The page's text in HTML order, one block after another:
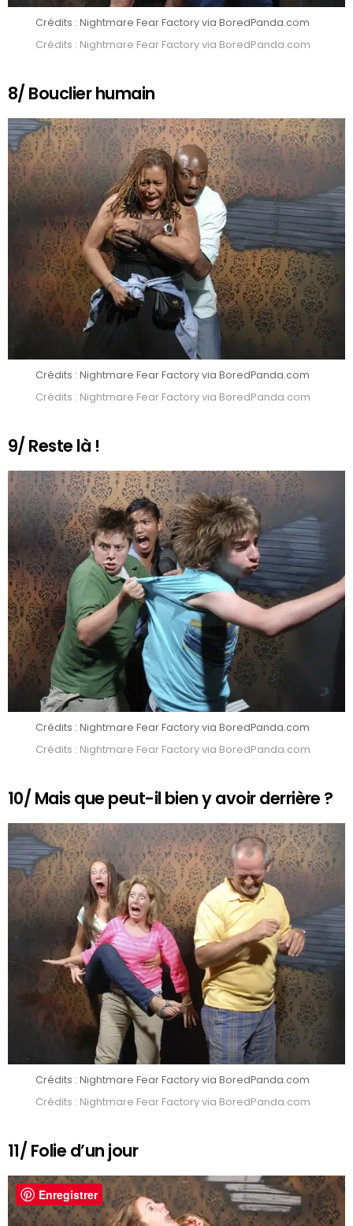
Crédits : Nightmare Fear Factory via BoredPanda.com
Crédits : Nightmare Fear Factory via BoredPanda.com
8/ Bouclier humain
Crédits : Nightmare Fear Factory via BoredPanda.com
Crédits : Nightmare Fear Factory via BoredPanda.com
9/ Reste là !
Crédits : Nightmare Fear Factory via BoredPanda.com
Crédits : Nightmare Fear Factory via BoredPanda.com
10/ Mais que peut-il bien y avoir derrière ?
Crédits : Nightmare Fear Factory via BoredPanda.com
Crédits : Nightmare Fear Factory via BoredPanda.com
11/ Folie d’un jour
Enregistrer